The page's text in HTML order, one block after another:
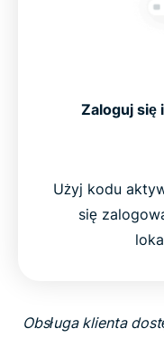
Zaloguj się
Użyj kodu
się
Obsługa klienta